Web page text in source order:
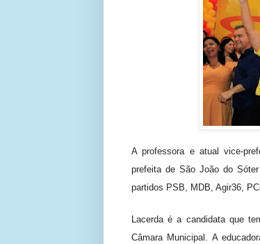
A professora e atual vice-
prefeita de São João do
partidos PSB, MDB, Agir36,
Lacerda é a candidata que
Câmara Municipal. A